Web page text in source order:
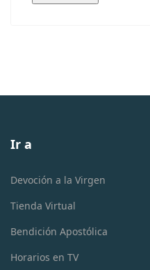
Ir a
Devoción a la Virgen
Tienda Virtual
Bendición Apostólica
Horarios en TV